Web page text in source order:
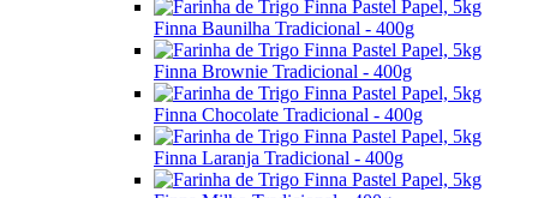
Finna Baunilha Tradicional - 400g
Finna Brownie Tradicional - 400g
Finna Chocolate Tradicional - 400g
Finna Laranja Tradicional - 400g